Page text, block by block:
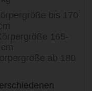
bis 170
165-
ab 180